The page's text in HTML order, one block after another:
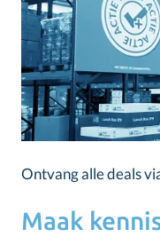
Ontvang alle deals
Maak